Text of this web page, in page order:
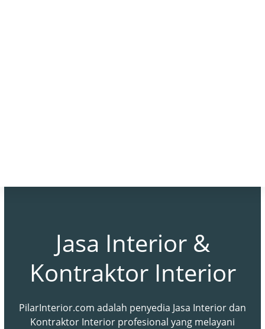
Jasa Interior &
Kontraktor Interior
PilarInterior.com adalah penyedia Jasa Interior dan
Kontraktor Interior profesional yang melayani